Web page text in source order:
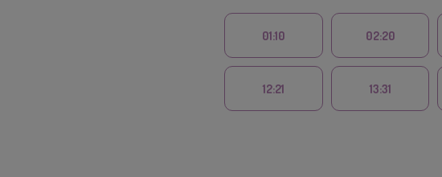
01:10 02:20
12:21 13:31